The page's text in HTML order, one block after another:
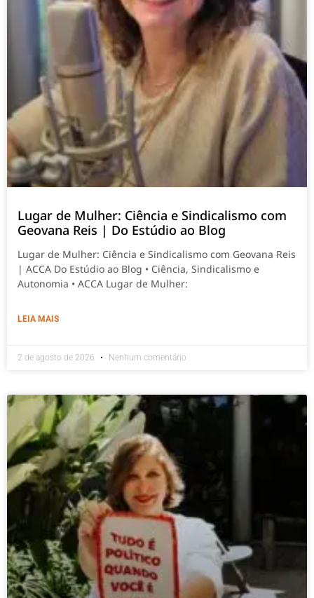
Lugar de Mulher: Ciência e Sindicalismo com
Geovana Reis | Do Estúdio ao Blog
Lugar de Mulher: Ciência e Sindicalismo com Geovana Reis
| ACCA Do Estúdio ao Blog • Ciência, Sindicalismo e
Autonomia • ACCA Lugar de Mulher:
LEIA MAIS
2 de agosto de 2026 Nenhum comentário